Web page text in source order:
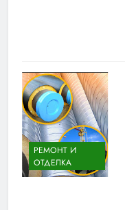
РЕМОНТ И
ОТДЕЛКА